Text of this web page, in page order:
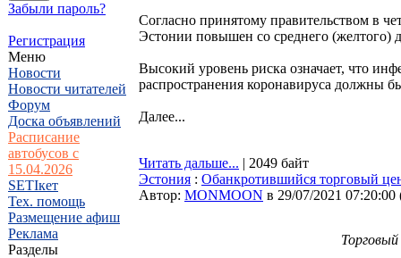
Забыли пароль?
Регистрация
Меню
Новости
Новости читателей
Форум
Доска объявлений
Расписание
автобусов с
15.04.2026
SETIкет
Тех. помощь
Размещение афиш
Реклама
Разделы
Согласно принятому правительством в
Эстонии повышен со среднего (желтого)
Высокий уровень риска означает, что
распространения коронавируса должны
Далее...
Читать дальше... | 2049 байт
Эстония : Обанкротившийся торговый
Автор: MONMOON в 29/07/2021 07:20:00